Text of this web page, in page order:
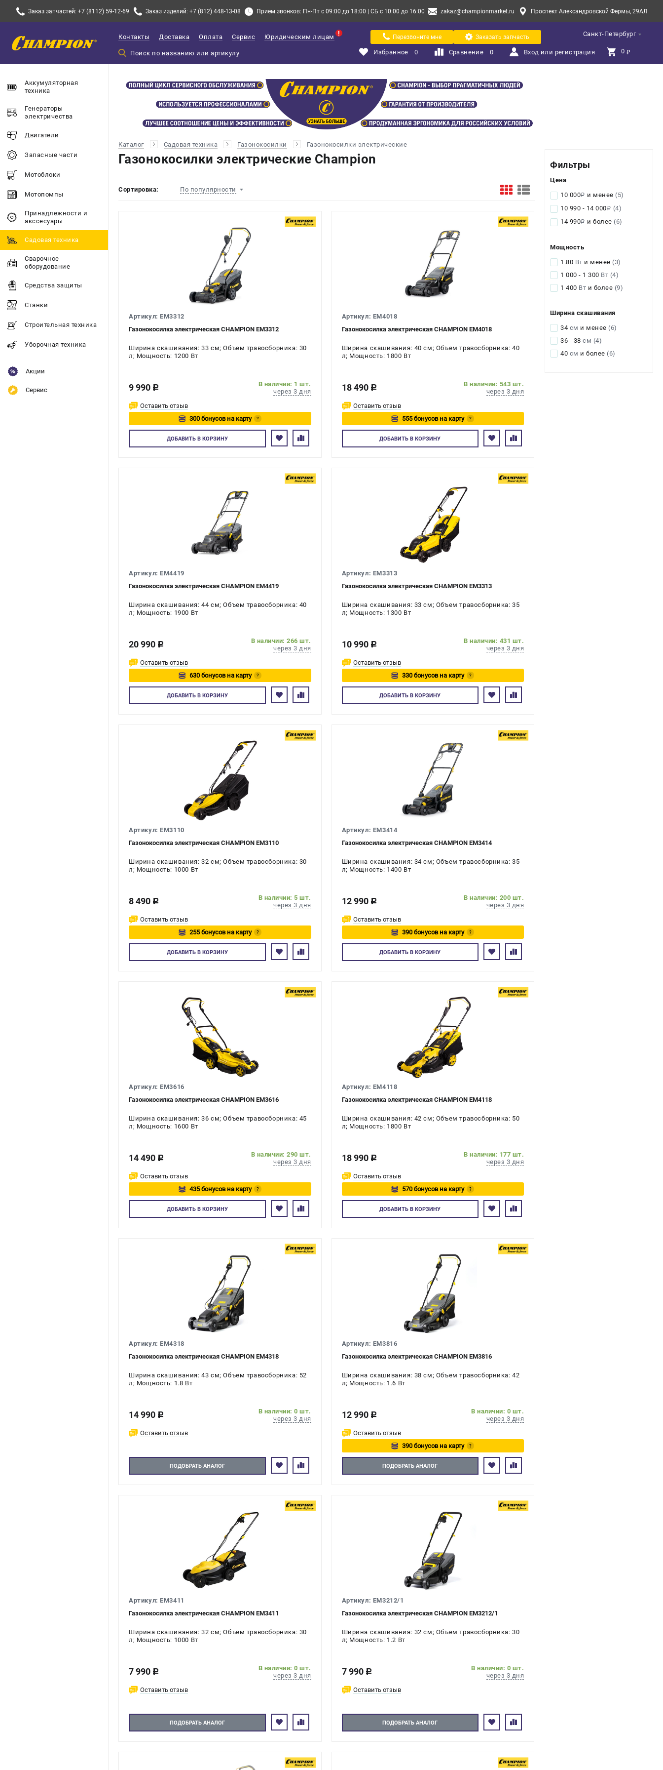
Заказ запчастей: +7 (8112) 59-12-69 Заказ изделий: +7 (812) 448-13-08 Прием звонков: Пн-Пт с 09:00 до 18:00 | СБ с 10:00 до 16:00 zakaz@championmarket.ru Проспект Александровской Фермы, 29АЛ
Санкт-Петербург
Контакты Доставка Оплата Сервис Юридическим лицам Перезвоните мне Заказать запчасть
Избранное 0 Сравнение 0 Вход или регистрация 0 ₽
Аккумуляторная
техника
Генераторы
электричества
Двигатели
Запасные части
Мотоблоки
Мотопомпы
Принадлежности и
акссесуары
Садовая техника
Сварочное
оборудование
Средства защиты
Станки
Строительная техника
Уборочная техника
Акции
Сервис
Каталог Садовая техника Газонокосилки Газонокосилки электрические
Газонокосилки электрические Champion
Сортировка: По популярности
Артикул: EM3312
Газонокосилка электрическая CHAMPION EM3312
Ширина скашивания: 33 см; Объем травосборника: 30
л; Мощность: 1200 Вт
9 990 c
В наличии: 1 шт.
через 3 дня
Оставить отзыв
300 бонусов на карту
?
Авторизуйтесь
ДОБАВИТЬВ КОРЗИНУ
Артикул: EM4018
Газонокосилка электрическая CHAMPION EM4018
Ширина скашивания: 40 см; Объем травосборника: 40
л; Мощность: 1800 Вт
18 490 c
В наличии: 543 шт.
через 3 дня
Оставить отзыв
555 бонусов на карту
?
Авторизуйтесь
ДОБАВИТЬ В КОРЗИНУ
Артикул: EM4419
Газонокосилка электрическая CHAMPION EM4419
Ширина скашивания: 44 см; Объем травосборника: 40
л; Мощность: 1900 Вт
20 990 c
В наличии: 266 шт.
через 3 дня
Оставить отзыв
630 бонусов на карту
?
Авторизуйтесь
ДОБАВИТЬВ КОРЗИНУ
Артикул: EM3313
Газонокосилка электрическая CHAMPION EM3313
Ширина скашивания: 33 см; Объем травосборника: 35
л; Мощность: 1300 Вт
10 990 c
В наличии: 431 шт.
через 3 дня
Оставить отзыв
330 бонусов на карту
?
Авторизуйтесь
ДОБАВИТЬ В КОРЗИНУ
Артикул: EM3110
Газонокосилка электрическая CHAMPION EM3110
Ширина скашивания: 32 см; Объем травосборника: 30
л; Мощность: 1000 Вт
8 490 c
В наличии: 5 шт.
через 3 дня
Оставить отзыв
255 бонусов на карту
?
Авторизуйтесь
ДОБАВИТЬВ КОРЗИНУ
Артикул: EM3414
Газонокосилка электрическая CHAMPION EM3414
Ширина скашивания: 34 см; Объем травосборника: 35
л; Мощность: 1400 Вт
12 990 c
В наличии: 200 шт.
через 3 дня
Оставить отзыв
390 бонусов на карту
?
Авторизуйтесь
ДОБАВИТЬ В КОРЗИНУ
Артикул: EM3616
Газонокосилка электрическая CHAMPION EM3616
Ширина скашивания: 36 см; Объем травосборника: 45
л; Мощность: 1600 Вт
14 490 c
В наличии: 290 шт.
через 3 дня
Оставить отзыв
435 бонусов на карту
?
Авторизуйтесь
ДОБАВИТЬВ КОРЗИНУ
Артикул: EM4118
Газонокосилка электрическая CHAMPION EM4118
Ширина скашивания: 42 см; Объем травосборника: 50
л; Мощность: 1800 Вт
18 990 c
В наличии: 177 шт.
через 3 дня
Оставить отзыв
570 бонусов на карту
?
Авторизуйтесь
ДОБАВИТЬ В КОРЗИНУ
Артикул: EM4318
Газонокосилка электрическая CHAMPION EM4318
Ширина скашивания: 43 см; Объем травосборника: 52
л; Мощность: 1.8 Вт
14 990 c
В наличии: 0 шт.
через 3 дня
Оставить отзыв
ПОДОБРАТЬ АНАЛОГ
Артикул: EM3816
Газонокосилка электрическая CHAMPION EM3816
Ширина скашивания: 38 см; Объем травосборника: 42
л; Мощность: 1.6 Вт
12 990 c
В наличии: 0 шт.
через 3 дня
Оставить отзыв
390 бонусов на карту
?
Авторизуйтесь
ПОДОБРАТЬ АНАЛОГ
Артикул: EM3411
Газонокосилка электрическая CHAMPION EM3411
Ширина скашивания: 32 см; Объем травосборника: 30
л; Мощность: 1000 Вт
7 990 c
В наличии: 0 шт.
через 3 дня
Оставить отзыв
ПОДОБРАТЬ АНАЛОГ
Артикул: EM3212/1
Газонокосилка электрическая CHAMPION EM3212/1
Ширина скашивания: 32 см; Объем травосборника: 30
л; Мощность: 1.2 Вт
7 990 c
В наличии: 0 шт.
через 3 дня
Оставить отзыв
ПОДОБРАТЬ АНАЛОГ
Фильтры
Цена
10 000i и менее (5)
10 990 - 14 000i (4)
14 990i и более (6)
Мощность
1.80 Вт и менее (3)
1 000 - 1 300 Вт (4)
1 400 Вт и более (9)
Ширина скашивания
34 см и менее (6)
36 - 38 см (4)
40 см и более (6)